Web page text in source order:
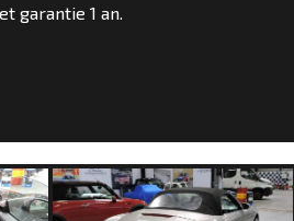
garantie 1 an.